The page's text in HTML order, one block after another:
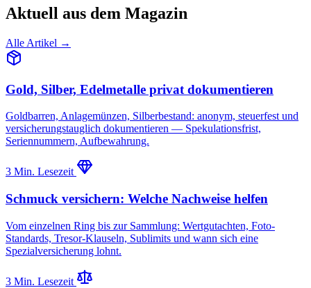
Aktuell aus dem Magazin
Alle Artikel →
Gold, Silber, Edelmetalle privat dokumentieren
Goldbarren, Anlagemünzen, Silberbestand: anonym, steuerfest und
versicherungstauglich dokumentieren — Spekulationsfrist,
Seriennummern, Aufbewahrung.
3 Min. Lesezeit
Schmuck versichern: Welche Nachweise helfen
Vom einzelnen Ring bis zur Sammlung: Wertgutachten, Foto-
Standards, Tresor-Klauseln, Sublimits und wann sich eine
Spezialversicherung lohnt.
3 Min. Lesezeit